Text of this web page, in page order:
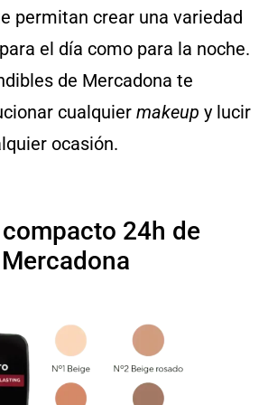
permitan crear una variedad
el día como para la noche.
de Mercadona te
cualquier makeup y lucir
ocasión.
24h de
Mercadona